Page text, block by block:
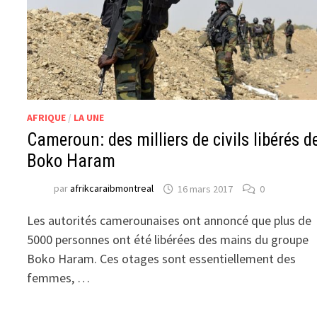
AFRIQUE / LA UNE
Cameroun: des milliers de civils libérés
Boko Haram
parafrikcaraibmontreal 16 mars 2017 0
Les autorités camerounaises ont annoncé que plus de
5000 personnes ont été libérées des mains du groupe
Boko Haram. Ces otages sont essentiellement des
femmes, …